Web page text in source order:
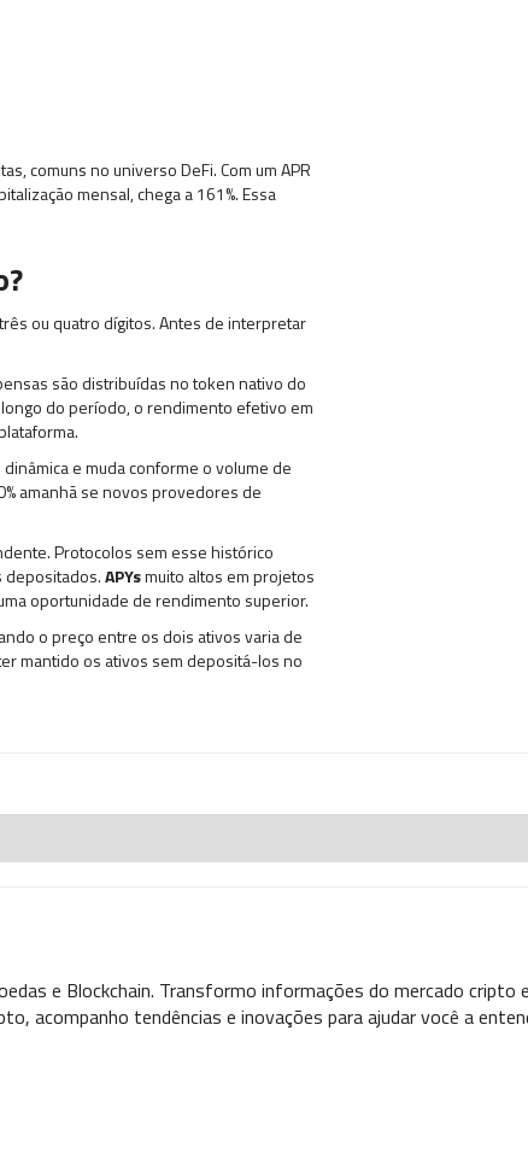
comuns no universo DeFi. Com um APR
mensal, chega a 161%. Essa
ou quatro dígitos. Antes de interpretar
são distribuídas no token nativo do
do período, o rendimento efetivo em
dinâmica e muda conforme o volume de
amanhã se novos provedores de
Protocolos sem esse histórico
depositados.APYsmuito altos em projetos
oportunidade de rendimento superior.
o preço entre os dois ativos varia de
mantido os ativos sem depositá-los no
e Blockchain. Transformo informações do mercado
acompanho tendências e inovações para ajudar você a